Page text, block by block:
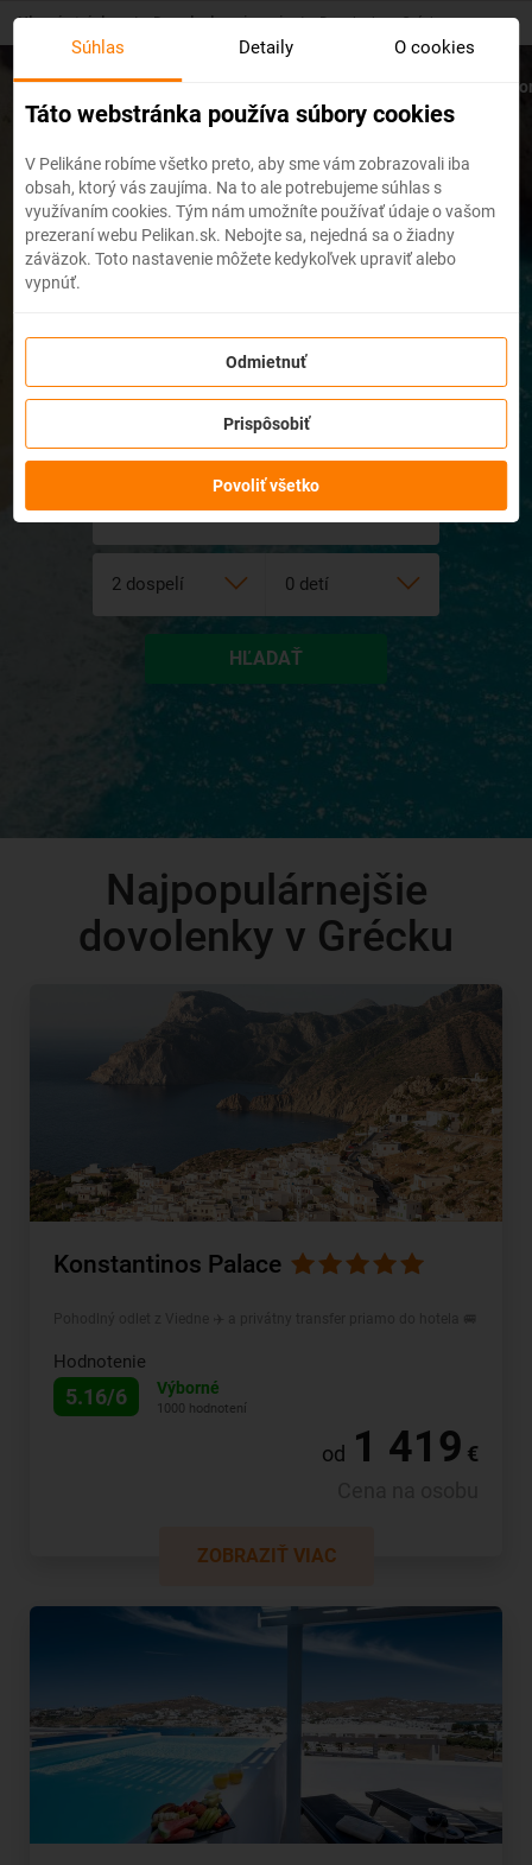
Skip
content
Hlavná stránka / Dovolenky pri mori / Dovolenka v Grécku
Korfu Kréta
First moment dovolenka v
Grécku 2026
dní
HĽADAŤ
Najpopulárnejšie
dovolenky v Grécku
Konstantinos Palace
Hodnotenie
5.16/6 Výborné
1000 hodnotení
od 1 419 €
ZOBRAZIŤ VIAC
Súhlas Detaily O cookies
Táto webstránka používa súbory cookies
V Pelikáne robíme všetko preto, aby sme vám zobrazovali iba
obsah, ktorý vás zaujíma. Na to ale potrebujeme súhlas s
využívaním cookies. Tým nám umožníte používať údaje o vašom
prezeraní webu Pelikan.sk. Nebojte sa, nejedná sa o žiadny
záväzok. Toto nastavenie môžete kedykoľvek upraviť alebo
vypnúť.
Odmietnuť
Prispôsobiť
Povoliť všetko